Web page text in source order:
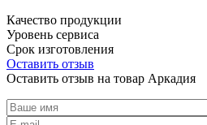
Качество продукции
Уровень сервиса
Срок изготовления
Оставить отзыв
Оставить отзыв на товар Аркадия